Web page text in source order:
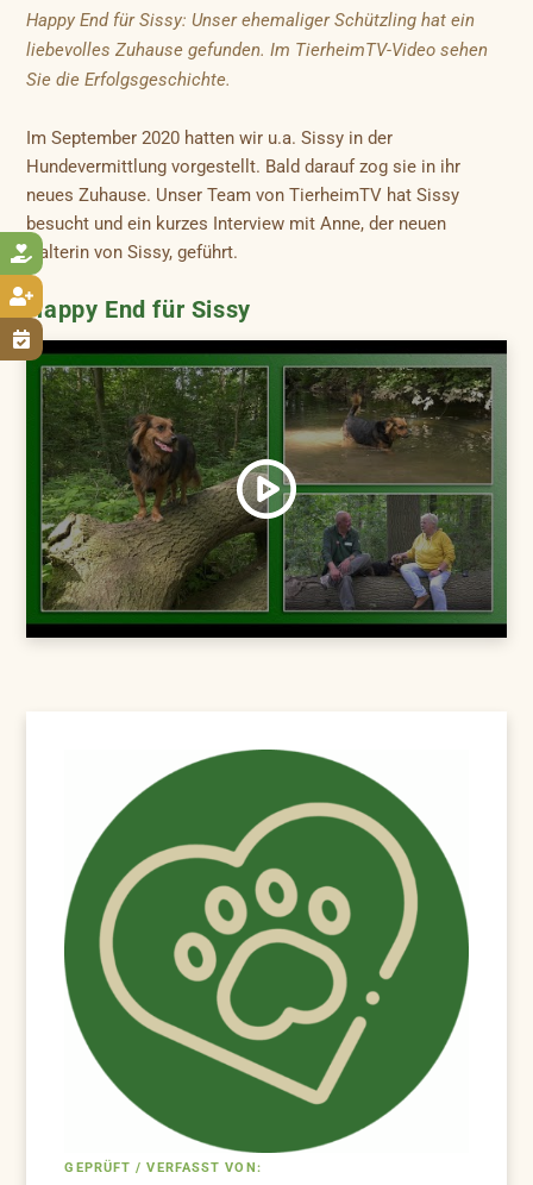



Happy End für Sissy: Unser ehemaliger Schützling hat ein
liebevolles Zuhause gefunden. Im TierheimTV-Video sehen
Sie die Erfolgsgeschichte.
Im September 2020 hatten wir u.a. Sissy in der
Hundevermittlung vorgestellt. Bald darauf zog sie in ihr
neues Zuhause. Unser Team von TierheimTV hat Sissy
besucht und ein kurzes Interview mit Anne, der neuen
Halterin von Sissy, geführt.
Happy End für Sissy
GEPRÜFT / VERFASST VON: